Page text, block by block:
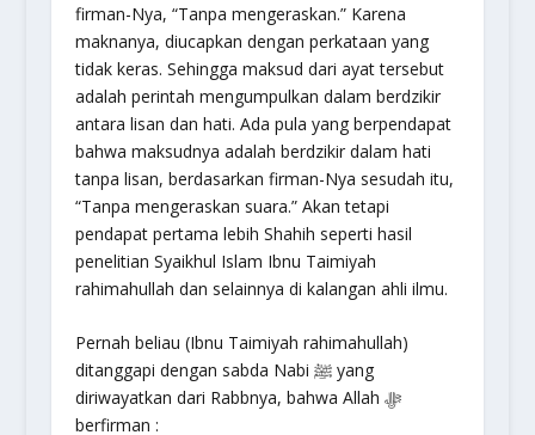
firman-Nya, “Tanpa mengeraskan.” Karena
maknanya, diucapkan dengan perkataan yang
tidak keras. Sehingga maksud dari ayat tersebut
adalah perintah mengumpulkan dalam berdzikir
antara lisan dan hati. Ada pula yang berpendapat
bahwa maksudnya adalah berdzikir dalam hati
tanpa lisan, berdasarkan firman-Nya sesudah itu,
“Tanpa mengeraskan suara.” Akan tetapi
pendapat pertama lebih Shahih seperti hasil
penelitian Syaikhul Islam Ibnu Taimiyah
rahimahullah dan selainnya di kalangan ahli ilmu.
Pernah beliau (Ibnu Taimiyah rahimahullah)
ditanggapi dengan sabda Nabi ﷺ yang
diriwayatkan dari Rabbnya, bahwa Allah ﷻ
berfirman :